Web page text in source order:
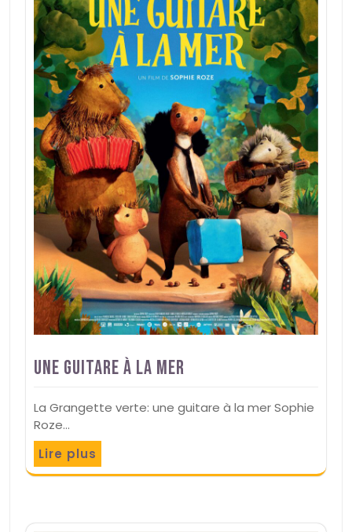
Une guitare à la mer
La Grangette verte: une guitare à la mer Sophie
Roze…
Lire plus